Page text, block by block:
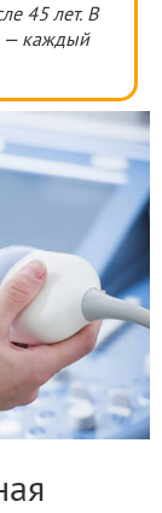
45 лет. В
— каждый